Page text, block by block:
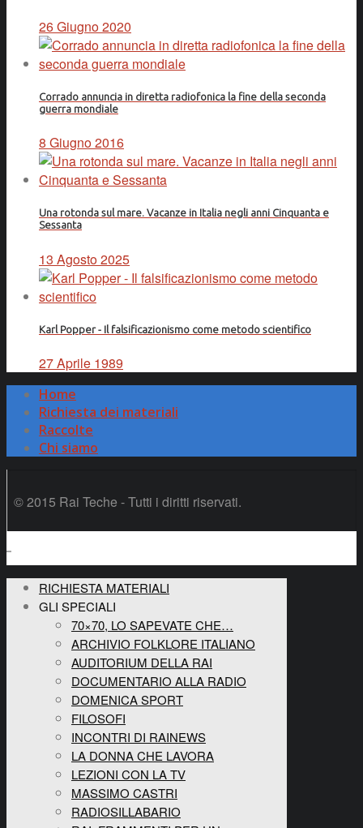
26 Giugno 2020
Corrado annuncia in diretta radiofonica la fine della seconda
guerra mondiale
8 Giugno 2016
Una rotonda sul mare. Vacanze in Italia negli anni Cinquanta e
Sessanta
13 Agosto 2025
Karl Popper - Il falsificazionismo come metodo scientifico
27 Aprile 1989
Home
Richiesta dei materiali
Raccolte
Chi siamo
© 2015 Rai Teche - Tutti i diritti riservati.
RICHIESTA MATERIALI
GLI SPECIALI
70×70, LO SAPEVATE CHE…
ARCHIVIO FOLKLORE ITALIANO
AUDITORIUM DELLA RAI
DOCUMENTARIO ALLA RADIO
DOMENICA SPORT
FILOSOFI
INCONTRI DI RAINEWS
LA DONNA CHE LAVORA
LEZIONI CON LA TV
MASSIMO CASTRI
RADIOSILLABARIO